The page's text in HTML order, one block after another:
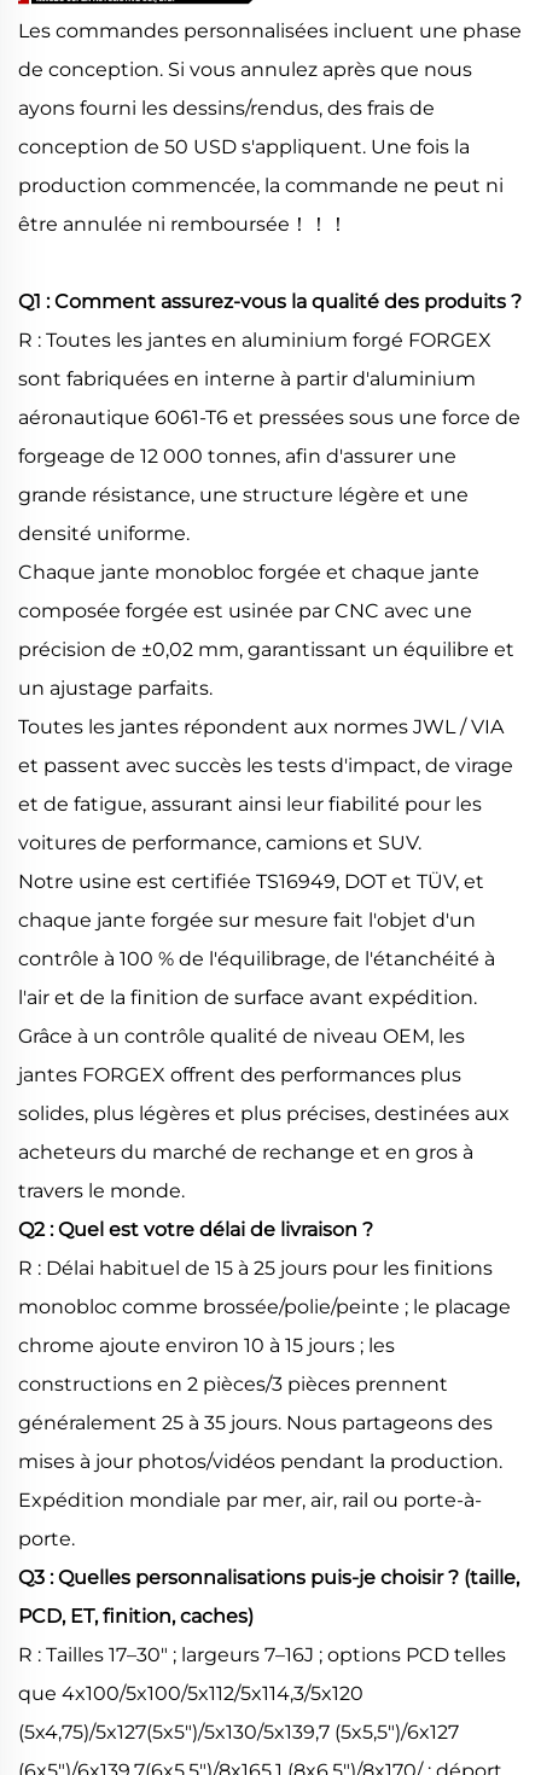
Les commandes personnalisées incluent une phase
de conception. Si vous annulez après que nous
ayons fourni les dessins/rendus, des frais de
conception de 50 USD s'appliquent. Une fois la
production commencée, la commande ne peut ni
être annulée ni remboursée！！！
Q1 : Comment assurez-vous la qualité des produits ?
R : Toutes les jantes en aluminium forgé FORGEX
sont fabriquées en interne à partir d'aluminium
aéronautique 6061-T6 et pressées sous une force de
forgeage de 12 000 tonnes, afin d'assurer une
grande résistance, une structure légère et une
densité uniforme.
Chaque jante monobloc forgée et chaque jante
composée forgée est usinée par CNC avec une
précision de ±0,02 mm, garantissant un équilibre et
un ajustage parfaits.
Toutes les jantes répondent aux normes JWL / VIA
et passent avec succès les tests d'impact, de virage
et de fatigue, assurant ainsi leur fiabilité pour les
voitures de performance, camions et SUV.
Notre usine est certifiée TS16949, DOT et TÜV, et
chaque jante forgée sur mesure fait l'objet d'un
contrôle à 100 % de l'équilibrage, de l'étanchéité à
l'air et de la finition de surface avant expédition.
Grâce à un contrôle qualité de niveau OEM, les
jantes FORGEX offrent des performances plus
solides, plus légères et plus précises, destinées aux
acheteurs du marché de rechange et en gros à
travers le monde.
Q2 : Quel est votre délai de livraison ?
R : Délai habituel de 15 à 25 jours pour les finitions
monobloc comme brossée/polie/peinte ; le placage
chrome ajoute environ 10 à 15 jours ; les
constructions en 2 pièces/3 pièces prennent
généralement 25 à 35 jours. Nous partageons des
mises à jour photos/vidéos pendant la production.
Expédition mondiale par mer, air, rail ou porte-à-
porte.
Q3 : Quelles personnalisations puis-je choisir ? (taille,
PCD, ET, finition, caches)
R : Tailles 17–30" ; largeurs 7–16J ; options PCD telles
que 4x100/5x100/5x112/5x114,3/5x120
(5x4,75)/5x127(5x5")/5x130/5x139,7 (5x5,5")/6x127